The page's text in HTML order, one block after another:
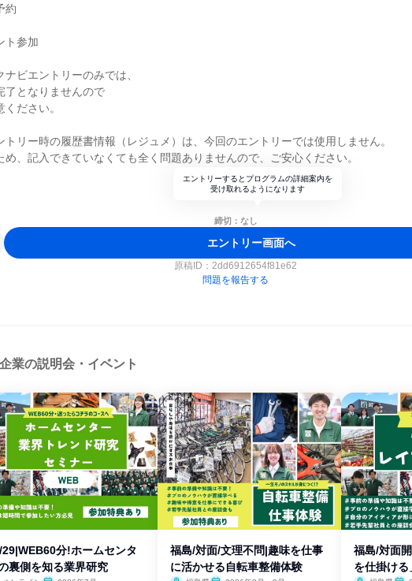
約
ト参加
ビエントリーのみでは、
了となりませんので
ください。
リー時の履歴書情報（レジュメ）は、今回のエントリーでは使用しません。
め、記入できていなくても全く問題ありませんので、ご安心ください。
エントリーするとプログラムの詳細案内を
受け取れるようになります
締切：なし
エントリー画面へ
原稿ID： 2dd6912654f81e62
問題を報告する
業の説明会・イベント
分!ホームセンタ
裏側を知る業界研究
福島/対面/文理不問|趣味を仕事
に活かせる自転車整備体験
福島/対面
を仕掛け